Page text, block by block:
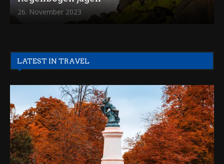
26. November 2023
LATEST IN TRAVEL